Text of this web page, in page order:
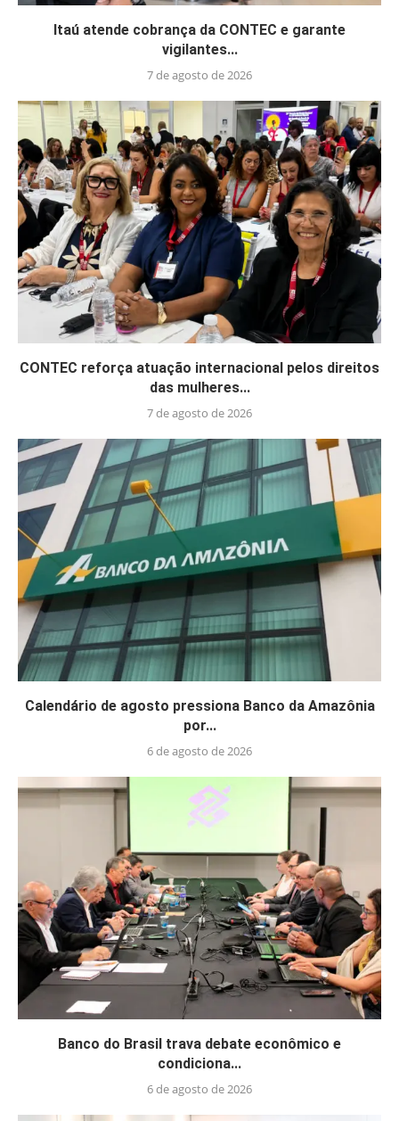
Itaú atende cobrança da CONTEC e garante
vigilantes...
7 de agosto de 2026
CONTEC reforça atuação internacional pelos direitos
das mulheres...
7 de agosto de 2026
Calendário de agosto pressiona Banco da Amazônia
por...
6 de agosto de 2026
Banco do Brasil trava debate econômico e
condiciona...
6 de agosto de 2026